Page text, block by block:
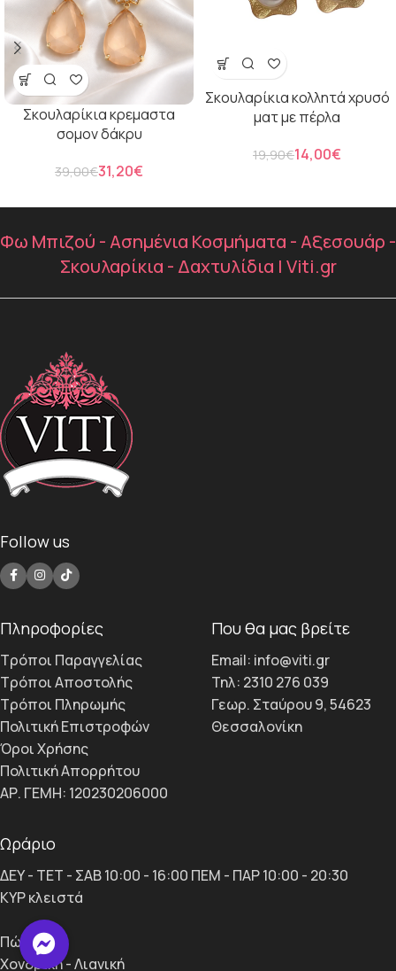
Σκουλαρίκια κρεμαστα
σομον δάκρυ
39,00€31,20€
Σκουλαρίκια κολλητά χρυσό
ματ με πέρλα
19,90€14,00€
Φω Μπιζού - Ασημένια Κοσμήματα - Αξεσουάρ -
Σκουλαρίκια - Δαχτυλίδια | Viti.gr
Follow us
Πληροφορίες
Τρόποι Παραγγελίας
Τρόποι Αποστολής
Τρόποι Πληρωμής
Πολιτική Επιστροφών
Όροι Χρήσης
Πολιτική Απορρήτου
ΑΡ. ΓΕΜΗ: 120230206000
Που θα μας βρείτε
Email: info@viti.gr
Τηλ: 2310 276 039
Γεωρ. Σταύρου 9, 54623
Θεσσαλονίκη
Ωράριο
ΔΕΥ - ΤΕΤ - ΣΑΒ 10:00 - 16:00 ΠΕΜ - ΠΑΡ 10:00 - 20:30
ΚΥΡ κλειστά
Πώληση
Χονδρική - Λιανική